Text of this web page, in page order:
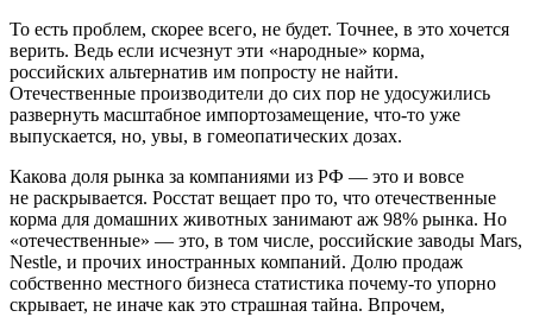
То есть проблем, скорее всего, не будет. Точнее, в это хочется
верить. Ведь если исчезнут эти «народные» корма,
российских альтернатив им попросту не найти.
Отечественные производители до сих пор не удосужились
развернуть масштабное импортозамещение, что-то уже
выпускается, но, увы, в гомеопатических дозах.
Какова доля рынка за компаниями из РФ — это и вовсе
не раскрывается. Росстат вещает про то, что отечественные
корма для домашних животных занимают аж 98% рынка. Но
«отечественные» — это, в том числе, российские заводы Mars,
Nestle, и прочих иностранных компаний. Долю продаж
собственно местного бизнеса статистика почему-то упорно
скрывает, не иначе как это страшная тайна. Впрочем,